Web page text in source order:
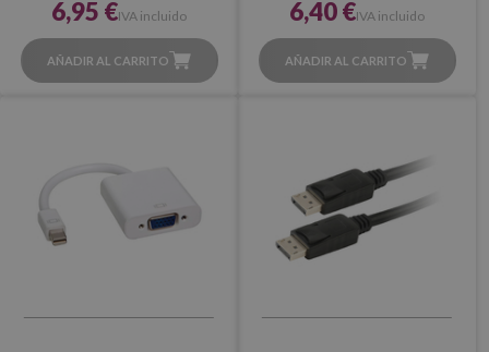
6,95 €IVA incluido
AÑADIR AL CARRITO
6,40 €IVA incluido
AÑADIR AL CARRITO